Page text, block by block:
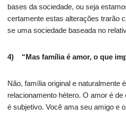
bases da sociedade, ou seja
certamente estas alterações trarão
se uma sociedade baseada no
4) “Mas família é amor, o que
Não, família original e naturalmente
relacionamento hétero. O amor é
é subjetivo. Você ama seu amigo e